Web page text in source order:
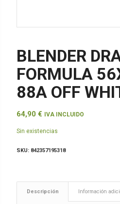
BLENDER
FORMULA
88A OFF
64,90 € IVA INCLUIDO
Sin existencias
SKU: 842357195318
Descripción Información